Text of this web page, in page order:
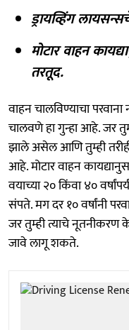
ड्रायव्हिंग
मोटार वाहन
तरतूद.
वाहन चालविण्याचा
चालवणे हा गुन्हा आहे. जर
झाले असेल आणि तुम्ही
आहे. मोटार वाहन
वयाच्या २० किंवा ४०
संपते. मग दर १० वर्षांनी
जर तुम्ही त्याचे नूतनीकरण
जावे लागू शकते.